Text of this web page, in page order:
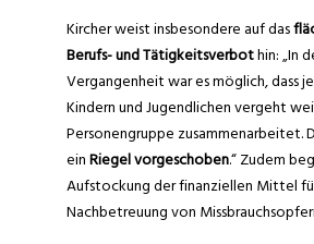
Kircher weist insbesondere auf das
Berufs- und Tätigkeitsverbothin: „In
Vergangenheit war es möglich, dass
Kindern und Jugendlichen vergeht
Personengruppe zusammenarbeitet.
einRiegel vorgeschoben.“ Zudem
Aufstockung der finanziellen Mittel
Nachbetreuung von